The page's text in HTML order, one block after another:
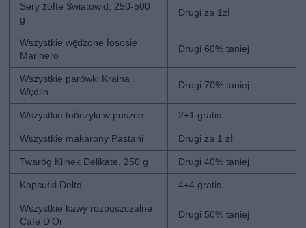
Sery żółte Światowid, 250-500
g
Drugi za 1zł
Wszystkie wędzone łososie
Marinero
Drugi 60% taniej
Wszystkie parówki Kraina
Wędlin
Drugi 70% taniej
Wszystkie tuńczyki w puszce 2+1 gratis
Wszystkie makarony Pastani Drugi za 1 zł
Twaróg Klinek Delikate, 250 g Drugi 40% taniej
Kapsułki Delta 4+4 gratis
Wszystkie kawy rozpuszczalne
Cafe D’Or
Drugi 50% taniej